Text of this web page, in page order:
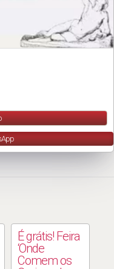
É grátis! Feira
‘Onde
Comem os